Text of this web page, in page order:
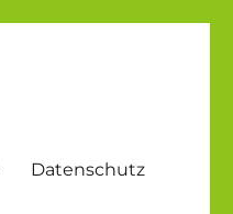
Datenschutz